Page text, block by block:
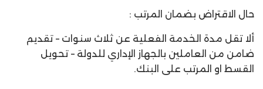
حال الاقتراض بضمان المرتب :
ألا تقل مدة الخدمة الفعلية عن ثلاث سنوات – تقديم
ضامن من العاملين بالجهاز الإداري للدولة – تحويل
القسط او المرتب على البنك.